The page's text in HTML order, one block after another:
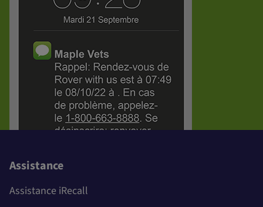
Assistance
Assistance iRecall